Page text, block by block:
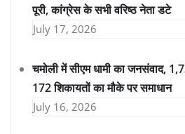
पूरी, कांग्रेस के सभी वरिष्ठ नेता डटे
July 17, 2026
चमोली में सीएम धामी का जनसंवाद,
172 शिकायतों का मौके पर समाधान
July 16, 2026